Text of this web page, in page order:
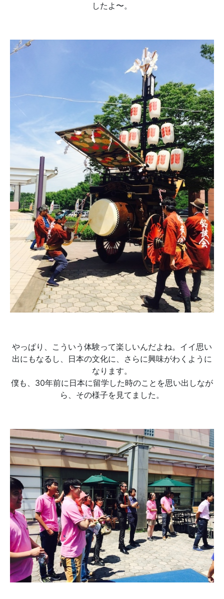
したよ〜。
やっぱり、こういう体験って楽しいんだよね。イイ思い
出にもなるし、日本の文化に、さらに興味がわくように
なります。
僕も、30年前に日本に留学した時のことを思い出しなが
ら、その様子を見てました。